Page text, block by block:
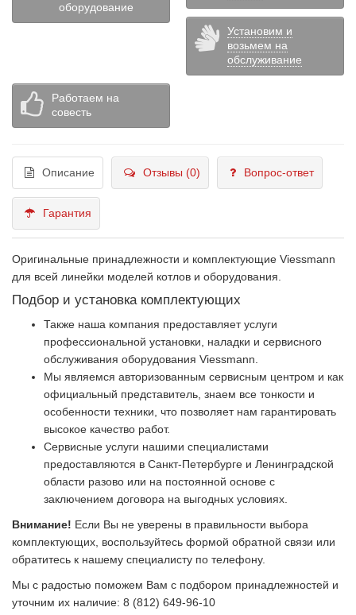
оборудование
Установим и
возьмем на
обслуживание
Работаем на
совесть
Описание Отзывы (0) Вопрос-ответ
Гарантия
Оригинальные принадлежности и комплектующие Viessmann
для всей линейки моделей котлов и оборудования.
Подбор и установка комплектующих
Также наша компания предоставляет услуги
профессиональной установки, наладки и сервисного
обслуживания оборудования Viessmann.
Мы являемся авторизованным сервисным центром и как
официальный представитель, знаем все тонкости и
особенности техники, что позволяет нам гарантировать
высокое качество работ.
Сервисные услуги нашими специалистами
предоставляются в Санкт-Петербурге и Ленинградской
области разово или на постоянной основе с
заключением договора на выгодных условиях.
Внимание! Если Вы не уверены в правильности выбора
комплектующих, воспользуйтесь формой обратной связи или
обратитесь к нашему специалисту по телефону.
Мы с радостью поможем Вам с подбором принадлежностей и
уточним их наличие: 8 (812) 649-96-10